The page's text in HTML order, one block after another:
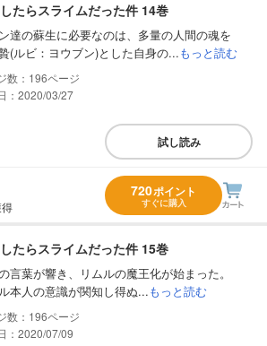
たらスライムだった件 14巻
達の蘇生に必要なのは、多量の人間の魂を
(ルビ：ヨウブン)とした自身の...もっと読む
196
：2020/03/27
試し読み
720ポイント
すぐに購入
たらスライムだった件 15巻
言葉が響き、リムルの魔王化が始まった。
本人の意識が関知し得ぬ...もっと読む
196
：2020/07/09